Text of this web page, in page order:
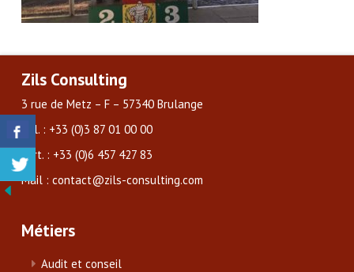
Zils Consulting
3 rue de Metz – F – 57340 Brulange
Tél. : +33 (0)3 87 01 00 00
Port. : +33 (0)6 457 427 83
Mail : contact@zils-consulting.com
Métiers
Audit et conseil